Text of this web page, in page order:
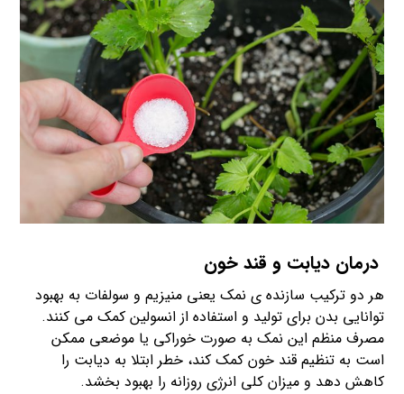
درمان دیابت و قند خون
هر دو ترکیب سازنده ی نمک یعنی منیزیم و سولفات به بهبود
توانایی بدن برای تولید و استفاده از انسولین کمک می کنند.
مصرف منظم این نمک به صورت خوراکی یا موضعی ممکن
است به تنظیم قند خون کمک کند، خطر ابتلا به دیابت را
کاهش دهد و میزان کلی انرژی روزانه را بهبود بخشد.